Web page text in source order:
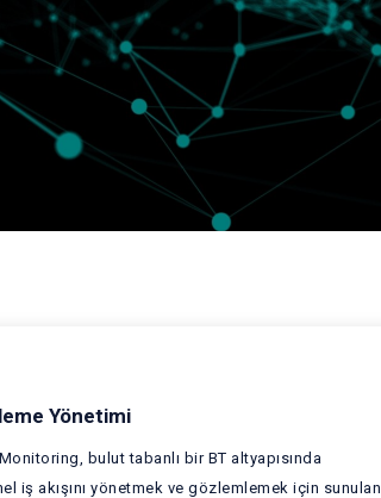
Yönetimi
bulut tabanlı bir BT altyapısında
iş akışını yönetmek ve gözlemlemek için sunulan